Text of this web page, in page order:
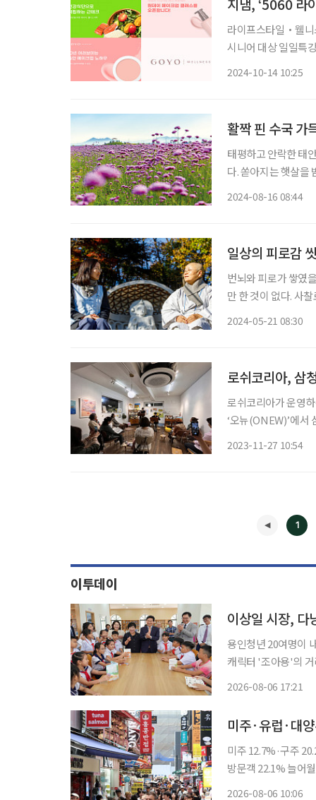
지냄, ‘5060 라
라이프스타일・웰
시니어 대상 일일특강을 연다. 지냄이 운영하는 프리미엄 클래
2024-10-14 10:25
활짝 핀 수국 가
태평하고 안락한 태
다. 쏟아지는 햇살을
2024-08-16 08:44
일상의 피로감
번뇌와 피로가 쌓였
만 한 것이 없다. 사
2024-05-21 08:30
로쉬코리아, 삼
로쉬코리아가 운영
‘오뉴(ONEW)’에서 삼
2023-11-27 10:54
1
이투데이
이상일 시장,
용인청년 20여명이
캐릭터 '조아용'의
2026-08-06 17:21
미주·유럽·대
미주 12.7%·구주
방문객 22.1% 늘어월드
2026-08-06 10:06